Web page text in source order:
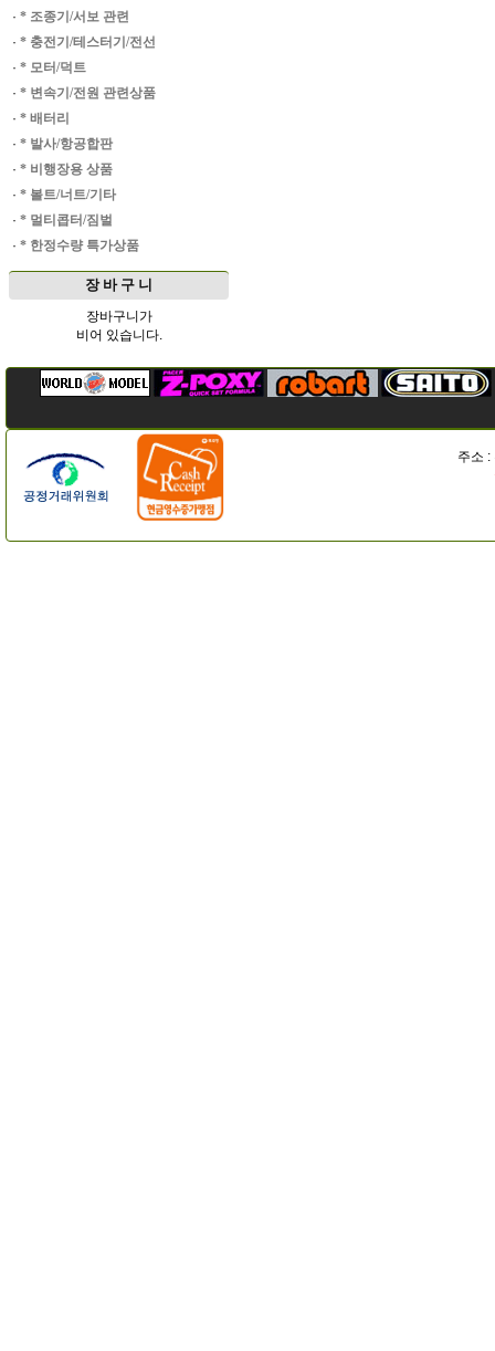
· * 조종기/서보 관련
· * 충전기/테스터기/전선
· * 모터/덕트
· * 변속기/전원 관련상품
· * 배터리
· * 발사/항공합판
· * 비행장용 상품
· * 볼트/너트/기타
· * 멀티콥터/짐벌
· * 한정수량 특가상품
장 바 구 니
장바구니가
비어 있습니다.
주소